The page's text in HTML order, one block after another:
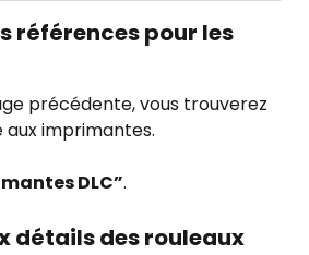
références pour les
précédente, vous trouverez
aux imprimantes.
DLC”.
détails des rouleaux